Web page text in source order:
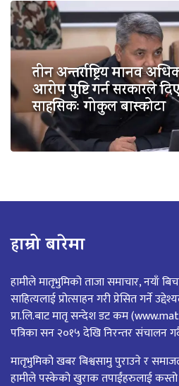
तीन अन्तर्राष्ट्रिय मानव
आरोप पुष्टि गर्न सरकारले
साहसिकः गोकुल बास्कोटा
हाम्रो बारेमा
हामीले मातृभुमिको ताजा समाचार, नयाँ
साहित्यलाई प्रोत्साहन गरी प्रेसित गर्ने
प्रा.लि.बाट मातृ सन्देश डट कम
पत्रिका सन २०१५ देखि निरन्तर संचालन
मातृभुमिको खबर बिश्वसामु पुराउने र
हामीले पस्केको खुराक तपाईंहरुलाई कस्तो